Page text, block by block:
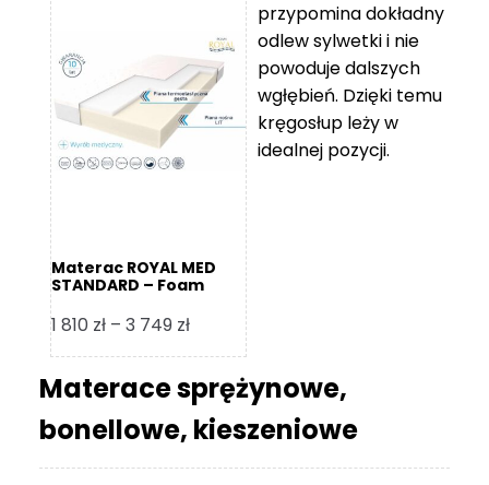
119 zł
do
11
670 zł
Materac ROYAL MED
STANDARD – Foam
1 810 zł – 3 749 złZakres
cen:
od
1
810 zł
przypomina dokładny
odlew sylwetki i nie
powoduje dalszych
wgłębień. Dzięki temu
kręgosłup leży w
idealnej pozycji.
Materace sprężynowe,
bonellowe, kieszeniowe